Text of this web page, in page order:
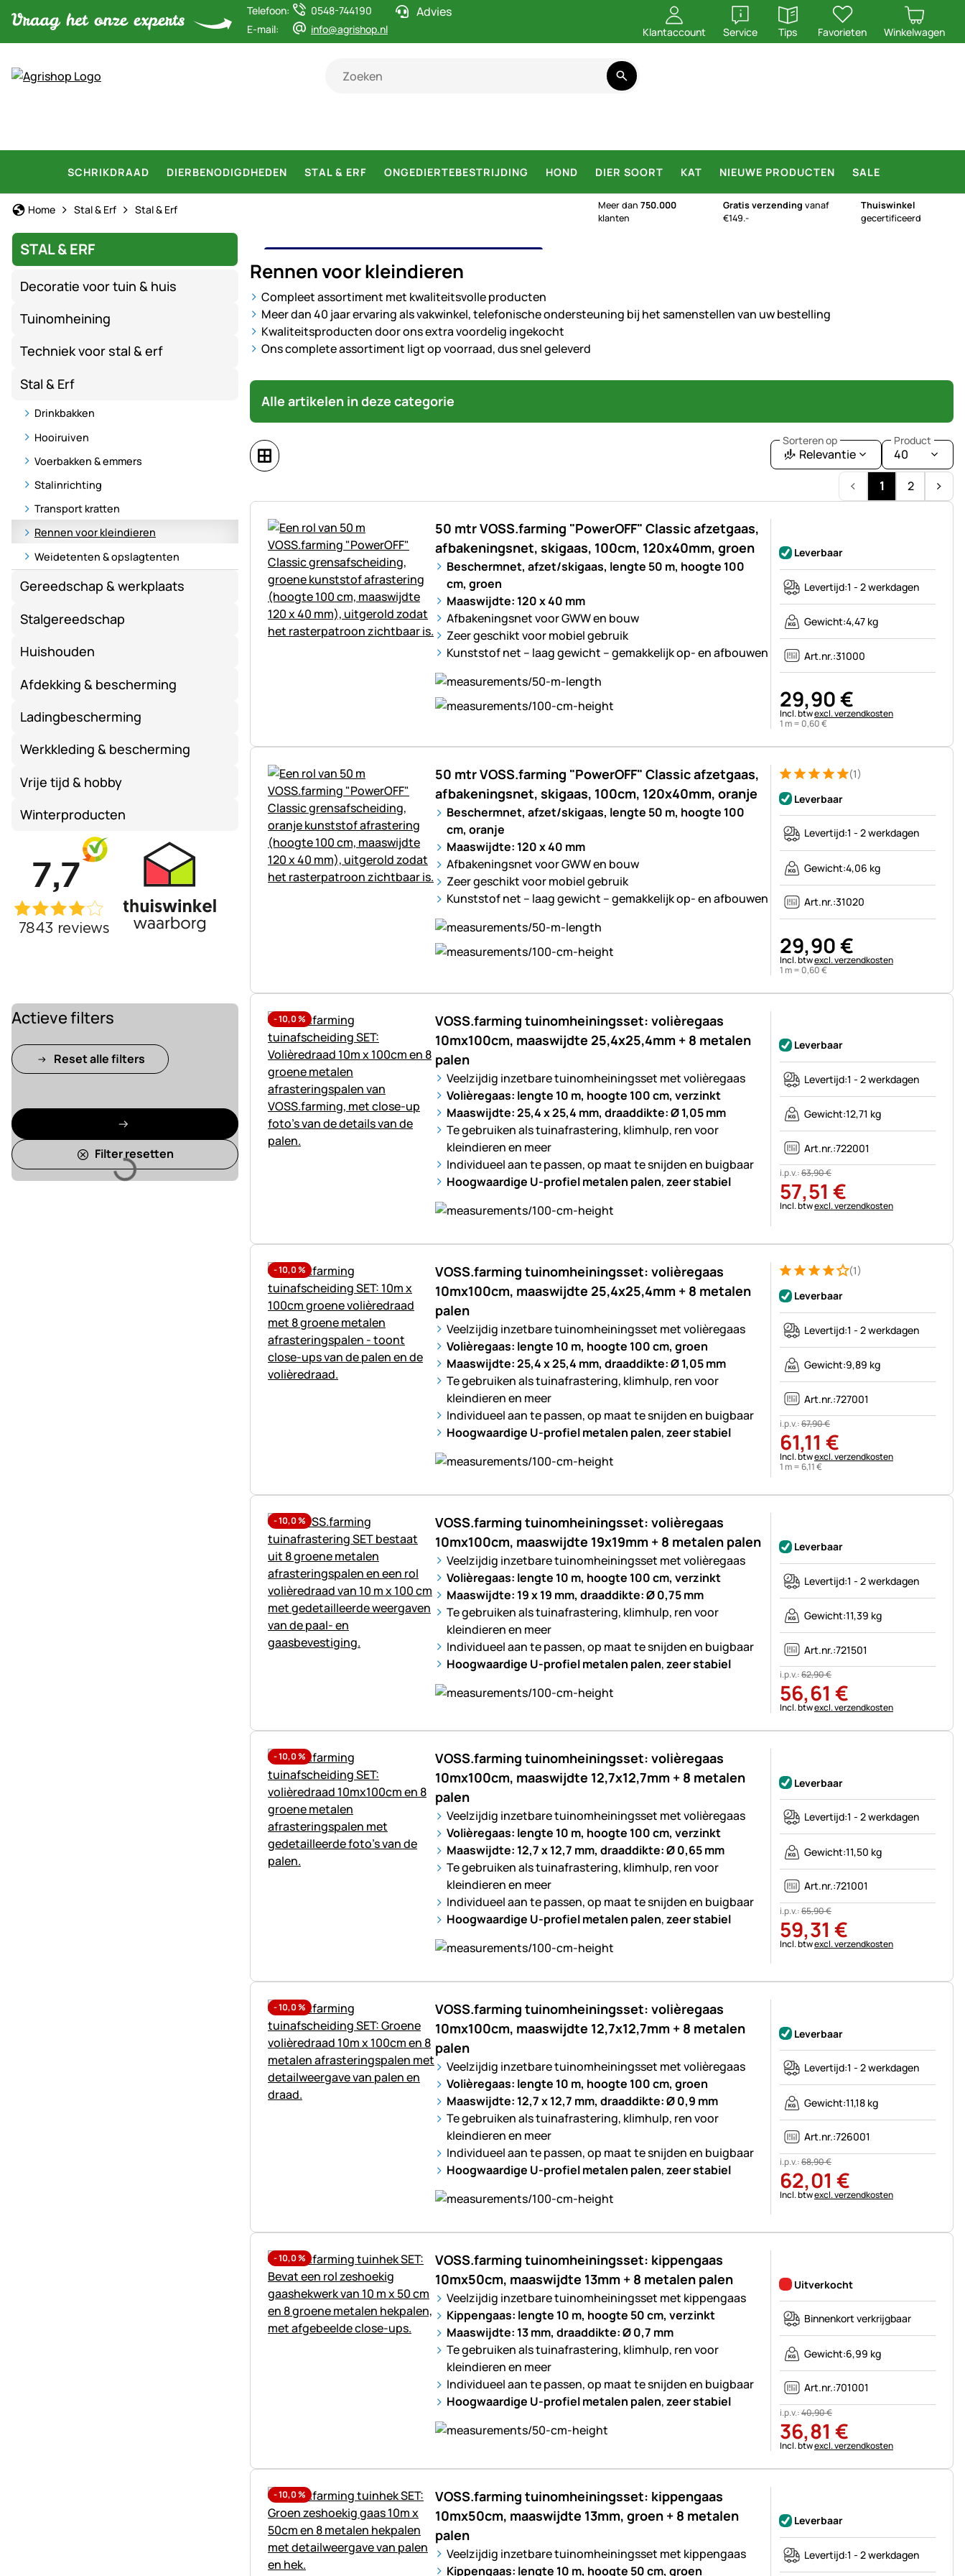
Telefoon:
0548-744190
E-mail:
info@agrishop.nl
Advies
Klantaccount Service
openen
Tips
openen
Favorieten Winkelwagen
SCHRIKDRAAD DIERBENODIGDHEDEN STAL & ERF ONGEDIERTEBESTRIJDING HOND DIER SOORT KAT NIEUWE PRODUCTEN SALE
Home Stal & Erf Stal & Erf Meer dan750.000
klanten
Gratis verzending vanaf
€149.-
Thuiswinkel
gecertificeerd
STAL & ERF
Decoratie voor tuin & huis
Tuinomheining
Techniek voor stal & erf
Stal & Erf
Drinkbakken
Hooiruiven
Voerbakken & emmers
Stalinrichting
Transport kratten
Rennen voor kleindieren
Weidetenten & opslagtenten
Gereedschap & werkplaats
Stalgereedschap
Huishouden
Afdekking & bescherming
Ladingbescherming
Werkkleding & bescherming
Vrije tijd & hobby
Winterproducten
Laden
Actieve filters
Reset alle filters
Filter resetten
RENNEN VOOR KLEINDIEREN
Rennen voor kleindieren
Compleet assortiment met kwaliteitsvolle producten
Meer dan 40 jaar ervaring als vakwinkel, telefonische ondersteuning bij het samenstellen van uw bestelling
Kwaliteitsproducten door ons extra voordelig ingekocht
Ons complete assortiment ligt op voorraad, dus snel geleverd
Alle artikelen in deze categorie
Sorteren op
Relevantie
Product
40
1
2
50 mtr VOSS.farming "PowerOFF" Classic afzetgaas,
afbakeningsnet, skigaas, 100cm, 120x40mm, groen
Beschermnet, afzet/skigaas, lengte 50 m, hoogte 100
cm, groen
Maaswijdte: 120 x 40 mm
Afbakeningsnet voor GWW en bouw
Zeer geschikt voor mobiel gebruik
Kunststof net – laag gewicht – gemakkelijk op- en afbouwen
Leverbaar
Levertijd:1 - 2 werkdagen
Gewicht:4,47 kg
Art.nr.:31000
29,90€
Belastinginformatie:
Incl. btwexcl. verzendkosten
1 m = 0,60€
50 mtr VOSS.farming "PowerOFF" Classic afzetgaas,
afbakeningsnet, skigaas, 100cm, 120x40mm, oranje
Beschermnet, afzet/skigaas, lengte 50 m, hoogte 100
cm, oranje
Maaswijdte: 120 x 40 mm
Afbakeningsnet voor GWW en bouw
Zeer geschikt voor mobiel gebruik
Kunststof net – laag gewicht – gemakkelijk op- en afbouwen
Beoordeling: 5 van 5 (1 beoordelingen)
1 Bewertung
(1)
Leverbaar
Levertijd:1 - 2 werkdagen
Gewicht:4,06 kg
Art.nr.:31020
29,90€
Belastinginformatie:
Incl. btwexcl. verzendkosten
1 m = 0,60€
-10,0%
VOSS.farming tuinomheiningsset: volièregaas
10mx100cm, maaswijdte 25,4x25,4mm + 8 metalen
palen
Veelzijdig inzetbare tuinomheiningsset met volièregaas
Volièregaas: lengte 10 m, hoogte 100 cm, verzinkt
Maaswijdte: 25,4 x 25,4 mm, draaddikte: Ø 1,05 mm
Te gebruiken als tuinafrastering, klimhulp, ren voor
kleindieren en meer
Individueel aan te passen, op maat te snijden en buigbaar
Hoogwaardige U-profiel metalen palen,zeer stabiel
Leverbaar
Levertijd:1 - 2 werkdagen
Gewicht:12,71 kg
Art.nr.:722001
i.p.v.:63,90€
57,51 €
Belastinginformatie:
Incl. btwexcl. verzendkosten
-10,0%
VOSS.farming tuinomheiningsset: volièregaas
10mx100cm, maaswijdte 25,4x25,4mm + 8 metalen
palen
Veelzijdig inzetbare tuinomheiningsset met volièregaas
Volièregaas: lengte 10 m, hoogte 100 cm, groen
Maaswijdte: 25,4 x 25,4 mm, draaddikte: Ø 1,05 mm
Te gebruiken als tuinafrastering, klimhulp, ren voor
kleindieren en meer
Individueel aan te passen, op maat te snijden en buigbaar
Hoogwaardige U-profiel metalen palen,zeer stabiel
Beoordeling: 4 van 5 (1 beoordelingen)
1 Bewertung
(1)
Leverbaar
Levertijd:1 - 2 werkdagen
Gewicht:9,89 kg
Art.nr.:727001
i.p.v.:67,90€
61,11 €
Belastinginformatie:
Incl. btwexcl. verzendkosten
1 m = 6,11€
-10,0%
VOSS.farming tuinomheiningsset: volièregaas
10mx100cm, maaswijdte 19x19mm + 8 metalen palen
Veelzijdig inzetbare tuinomheiningsset met volièregaas
Volièregaas: lengte 10 m, hoogte 100 cm, verzinkt
Maaswijdte: 19 x 19 mm, draaddikte: Ø 0,75 mm
Te gebruiken als tuinafrastering, klimhulp, ren voor
kleindieren en meer
Individueel aan te passen, op maat te snijden en buigbaar
Hoogwaardige U-profiel metalen palen,zeer stabiel
Leverbaar
Levertijd:1 - 2 werkdagen
Gewicht:11,39 kg
Art.nr.:721501
i.p.v.:62,90€
56,61 €
Belastinginformatie:
Incl. btwexcl. verzendkosten
-10,0%
VOSS.farming tuinomheiningsset: volièregaas
10mx100cm, maaswijdte 12,7x12,7mm + 8 metalen
palen
Veelzijdig inzetbare tuinomheiningsset met volièregaas
Volièregaas: lengte 10 m, hoogte 100 cm, verzinkt
Maaswijdte: 12,7 x 12,7 mm, draaddikte: Ø 0,65 mm
Te gebruiken als tuinafrastering, klimhulp, ren voor
kleindieren en meer
Individueel aan te passen, op maat te snijden en buigbaar
Hoogwaardige U-profiel metalen palen,zeer stabiel
Leverbaar
Levertijd:1 - 2 werkdagen
Gewicht:11,50 kg
Art.nr.:721001
i.p.v.:65,90€
59,31 €
Belastinginformatie:
Incl. btwexcl. verzendkosten
-10,0%
VOSS.farming tuinomheiningsset: volièregaas
10mx100cm, maaswijdte 12,7x12,7mm + 8 metalen
palen
Veelzijdig inzetbare tuinomheiningsset met volièregaas
Volièregaas: lengte 10 m, hoogte 100 cm, groen
Maaswijdte: 12,7 x 12,7 mm, draaddikte: Ø 0,9 mm
Te gebruiken als tuinafrastering, klimhulp, ren voor
kleindieren en meer
Individueel aan te passen, op maat te snijden en buigbaar
Hoogwaardige U-profiel metalen palen,zeer stabiel
Leverbaar
Levertijd:1 - 2 werkdagen
Gewicht:11,18 kg
Art.nr.:726001
i.p.v.:68,90€
62,01 €
Belastinginformatie:
Incl. btwexcl. verzendkosten
-10,0%
VOSS.farming tuinomheiningsset: kippengaas
10mx50cm, maaswijdte 13mm + 8 metalen palen
Veelzijdig inzetbare tuinomheiningsset met kippengaas
Kippengaas: lengte 10 m, hoogte 50 cm, verzinkt
Maaswijdte: 13 mm, draaddikte: Ø 0,7 mm
Te gebruiken als tuinafrastering, klimhulp, ren voor
kleindieren en meer
Individueel aan te passen, op maat te snijden en buigbaar
Hoogwaardige U-profiel metalen palen,zeer stabiel
Uitverkocht
Binnenkort verkrijgbaar
Gewicht:6,99 kg
Art.nr.:701001
i.p.v.:40,90€
36,81 €
Belastinginformatie:
Incl. btwexcl. verzendkosten
-10,0%
VOSS.farming tuinomheiningsset: kippengaas
10mx50cm, maaswijdte 13mm, groen + 8 metalen
palen
Veelzijdig inzetbare tuinomheiningsset met kippengaas
Kippengaas: lengte 10 m, hoogte 50 cm, groen
Leverbaar
Levertijd:1 - 2 werkdagen